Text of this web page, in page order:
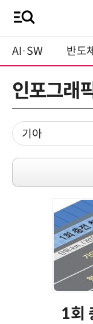
AI·SW 반도체
인포그래
1회